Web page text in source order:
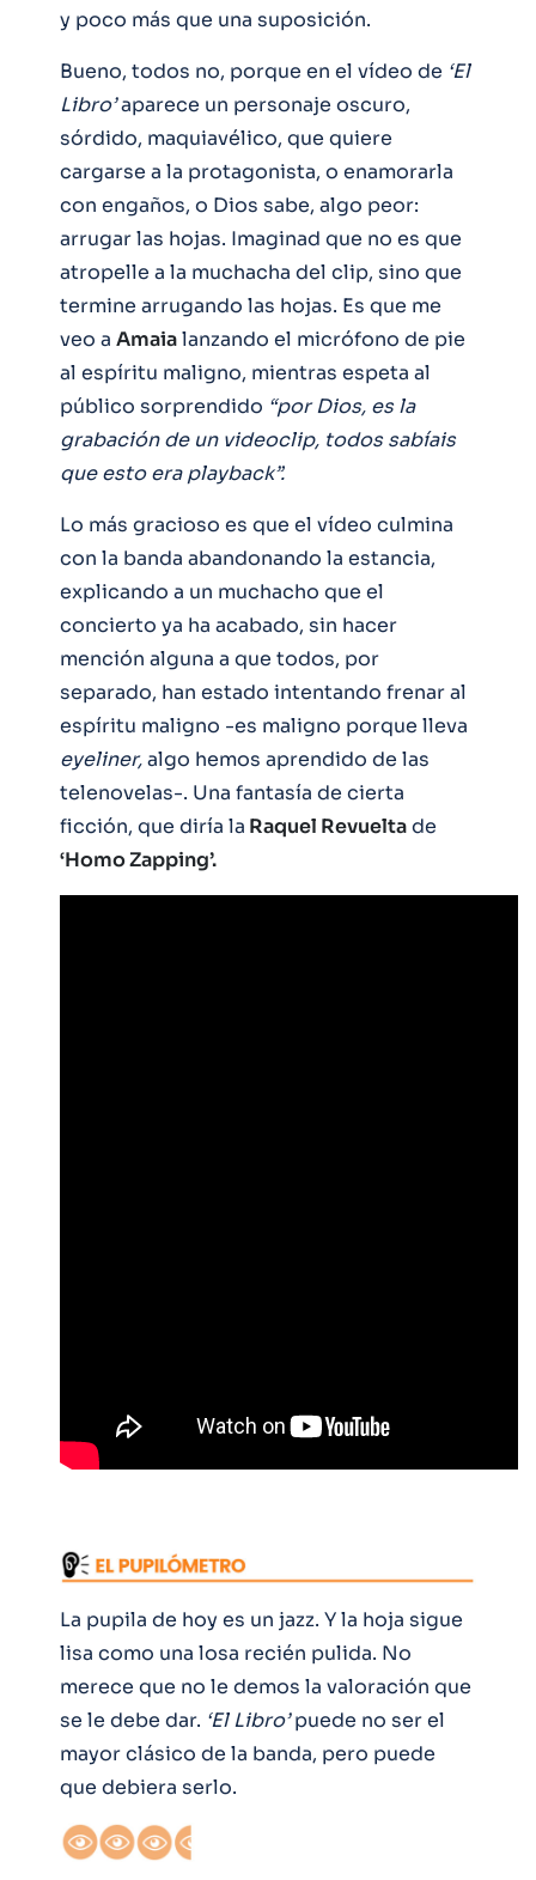
y poco más que una suposición.
Bueno, todos no, porque en el vídeo de ‘El
Libro’aparece un personaje oscuro,
sórdido, maquiavélico, que quiere
cargarse a la protagonista, o enamorarla
con engaños, o Dios sabe, algo peor:
arrugar las hojas. Imaginad que no es que
atropelle a la muchacha del clip, sino que
termine arrugando las hojas. Es que me
veo a Amaialanzando el micrófono de pie
al espíritu maligno, mientras espeta al
público sorprendido “por Dios, es la
grabación de un videoclip, todos sabíais
que esto era playback”.
Lo más gracioso es que el vídeo culmina
con la banda abandonando la estancia,
explicando a un muchacho que el
concierto ya ha acabado, sin hacer
mención alguna a que todos, por
separado, han estado intentando frenar al
espíritu maligno -es maligno porque lleva
eyeliner,algo hemos aprendido de las
telenovelas-. Una fantasía de cierta
ficción, que diría la Raquel Revueltade
‘Homo Zapping’.
La pupila de hoy es un jazz. Y la hoja sigue
lisa como una losa recién pulida. No
merece que no le demos la valoración que
se le debe dar. ‘El Libro’puede no ser el
mayor clásico de la banda, pero puede
que debiera serlo.